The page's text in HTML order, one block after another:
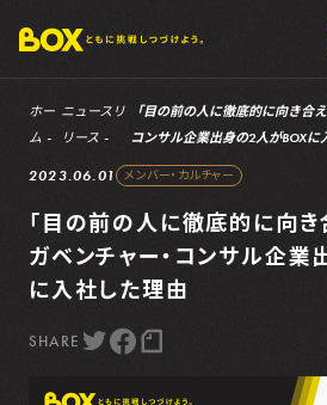
ホー
ム
ニュースリ
リース
「目の前の人に徹底的に向き合
コンサル企業出身の2人がBOXに
2023.06.01 メンバー・カルチャー
「目の前の人に徹底的に向き
ガベンチャー・コンサル企
に入社した理由
SHARE